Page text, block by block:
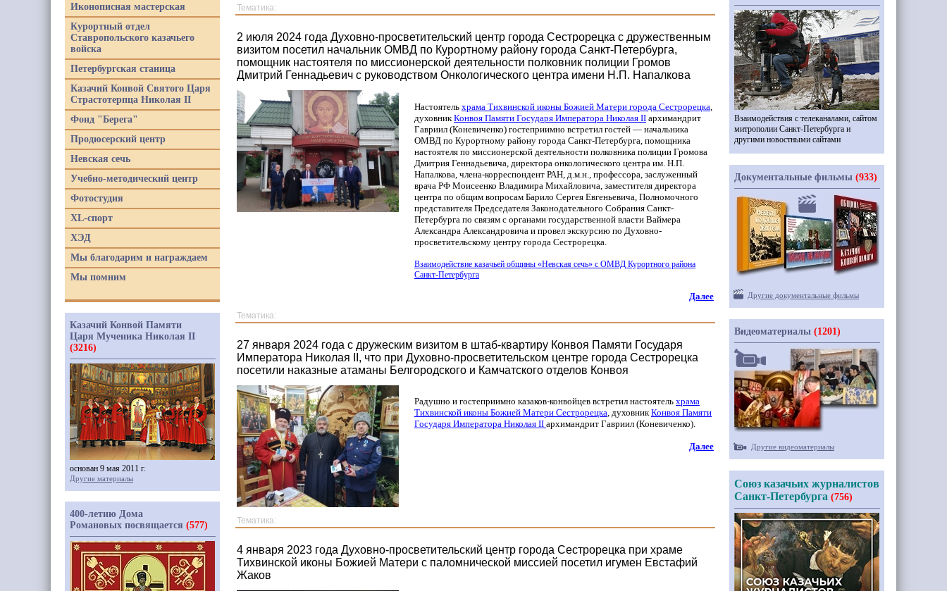
Тематика:
2 июля 2024 года Духовно-просветительский центр города Сестрорецка с дружественным
визитом посетил начальник ОМВД по Курортному району города Санкт-Петербурга,
помощник настоятеля по миссионерской деятельности полковник полиции Громов
Дмитрий Геннадьевич с руководством Онкологического центра имени Н.П. Напалкова
Настоятель храма Тихвинской иконы Божией Матери города Сестрорецка,
духовникКонвоя Памяти Государя Императора Николая II архимандрит
Гавриил (Коневиченко) гостеприимно встретил гостей — начальника
ОМВД по Курортному району города Санкт-Петербурга, помощника
настоятеля по миссионерской деятельности полковника полиции Громова
Дмитрия Геннадьевича, директора онкологического центра им. Н.П.
Напалкова, члена-корреспондент РАН, д.м.н., профессора, заслуженный
врача РФ Моисеенко Владимира Михайловича, заместителя директора
центра по общим вопросам Барило Сергея Евгеньевича, Полномочного
представителя Председателя Законодательного Собрания Санкт-
Петербурга по связям с органами государственной власти Ваймера
Александра Александровича и провел экскурсию по Духовно-
просветительскому центру города Сестрорецка.
Взаимодействие казачьей общины «Невская сечь» с ОМВД Курортного района
Санкт-Петербурга
Далее
Тематика:
27 января 2024 года с дружеским визитом в штаб-квартиру Конвоя Памяти Государя
Императора Николая II, что при Духовно-просветительском центре города Сестрорецка
посетили наказные атаманы Белгородского и Камчатского отделов Конвоя
Радушно и гостеприимно казаков-конвойцев встретил настоятель храма
Тихвинской иконы Божией Матери Сестрорецка, духовникКонвоя Памяти
Государя Императора Николая II архимандрит Гавриил (Коневиченко).
Далее
Тематика:
4 января 2023 года Духовно-просветительский центр города Сестрорецка при храме
Тихвинской иконы Божией Матери с паломнической миссией посетил игумен Евстафий
Жаков
Иконописная мастерская
Курортный отдел
Ставропольского казачьего
войска
Петербургская станица
Казачий Конвой Святого Царя
Страстотерпца Николая II
Фонд "Берега"
Продюсерский центр
Невская сечь
Учебно-методический центр
Фотостудия
XL-спорт
ХЭД
Мы благодарим и награждаем
Мы помним
Казачий Конвой Памяти
Царя Мученика Николая II
(3216)
основан 9 мая 2011 г.
Другие материалы
400-летию Дома
Романовых посвящается (577)
Взаимодействия с телеканалами, сайтом
митрополии Санкт-Петербурга и
другими новостными сайтами
Документальные фильмы (933)
Другие документальные фильмы
Видеоматериалы (1201)
Другие видеоматериалы
Союз казачьих журналистов
Санкт-Петербурга (756)